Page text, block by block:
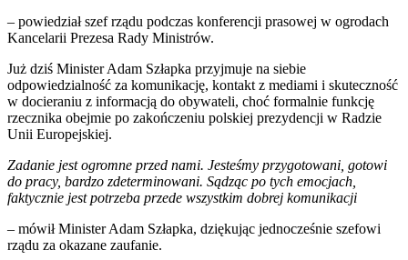
– powiedział szef rządu podczas konferencji prasowej w ogrodach
Kancelarii Prezesa Rady Ministrów.
Już dziś Minister Adam Szłapka przyjmuje na siebie
odpowiedzialność za komunikację, kontakt z mediami i skuteczność
w docieraniu z informacją do obywateli, choć formalnie funkcję
rzecznika obejmie po zakończeniu polskiej prezydencji w Radzie
Unii Europejskiej.
Zadanie jest ogromne przed nami. Jesteśmy przygotowani, gotowi
do pracy, bardzo zdeterminowani. Sądząc po tych emocjach,
faktycznie jest potrzeba przede wszystkim dobrej komunikacji
– mówił Minister Adam Szłapka, dziękując jednocześnie szefowi
rządu za okazane zaufanie.